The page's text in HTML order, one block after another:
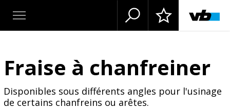
Fraise à chanfreiner
Disponibles sous différents angles pour l'usinage
de certains chanfreins ou arêtes.